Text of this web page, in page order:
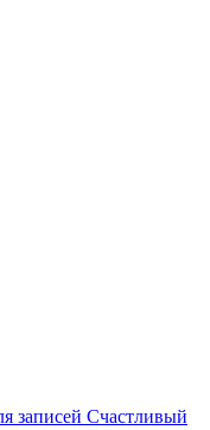
записей Счастливый